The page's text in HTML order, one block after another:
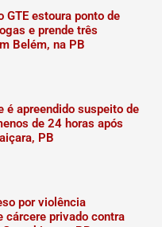
GTE estoura ponto de
e prende três
Belém, na PB
é apreendido suspeito de
de 24 horas após
PB
por violência
cárcere privado contra